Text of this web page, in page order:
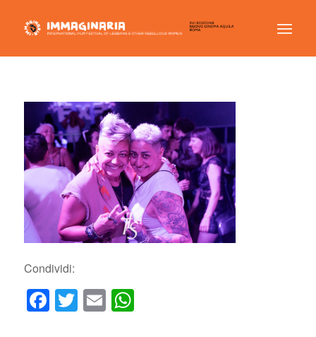
Condividi:
Facebook
Twitter
EmailWhatsApp